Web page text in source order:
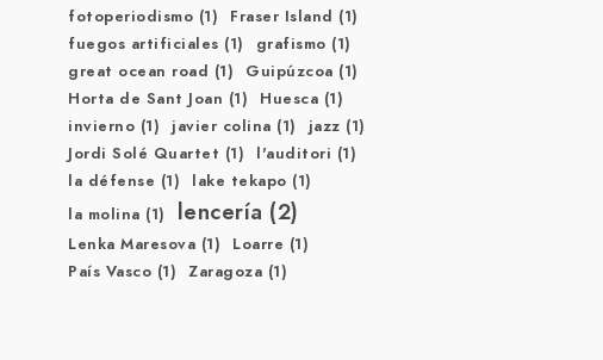
fotoperiodismo (1) Fraser Island (1)
fuegos artificiales (1) grafismo (1)
great ocean road (1) Guipúzcoa (1)
Horta de Sant Joan (1) Huesca (1)
invierno (1) javier colina (1) jazz (1)
Jordi Solé Quartet (1) l'auditori (1)
la défense (1) lake tekapo (1)
la molina (1) lencería (2)
Lenka Maresova (1) Loarre (1)
País Vasco (1) Zaragoza (1)